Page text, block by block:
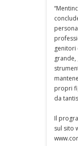
genitori
propri
da
Il
sul sito